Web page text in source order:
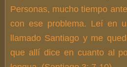
Personas, mucho tiempo
con ese problema. Leí en
llamado Santiago y me
que allí dice en cuanto al